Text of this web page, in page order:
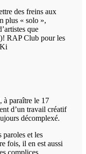
des freins aux
plus « solo »,
que
RAP Club pour les
à paraître le 17
d’un travail créatif
décomplexé.
et les
fois, il en est aussi